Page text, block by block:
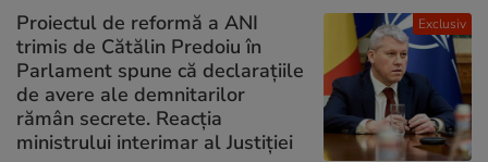
Exclusiv
Proiectul de reformă a ANI
trimis de Cătălin Predoiu în
Parlament spune că declarațiile
de avere ale demnitarilor
rămân secrete. Reacția
ministrului interimar al Justiției